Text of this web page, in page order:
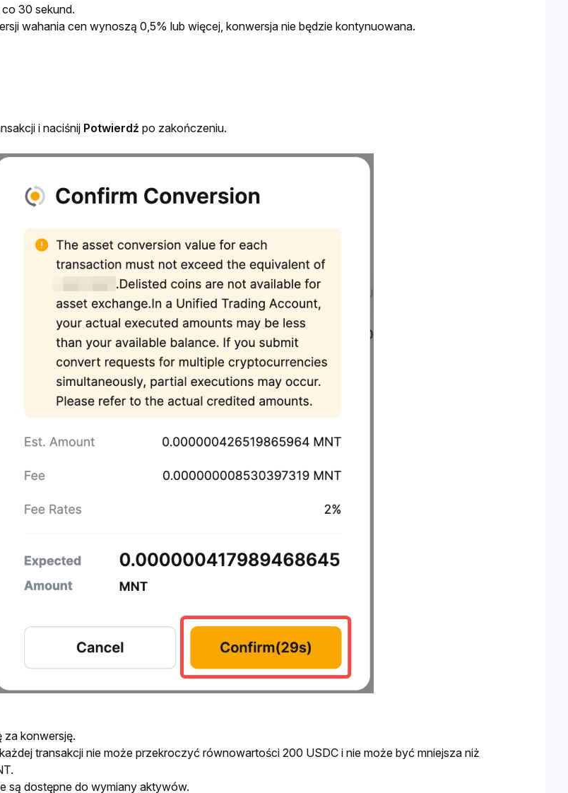
30 sekund.
wahania cen wynoszą 0,5% lub więcej, konwersja nie będzie kontynuowana.
i naciśnij Potwierdź po zakończeniu.
za konwersję.
transakcji nie może przekroczyć równowartości 200 USDC i nie może być mniejsza niż
są dostępne do wymiany aktywów.